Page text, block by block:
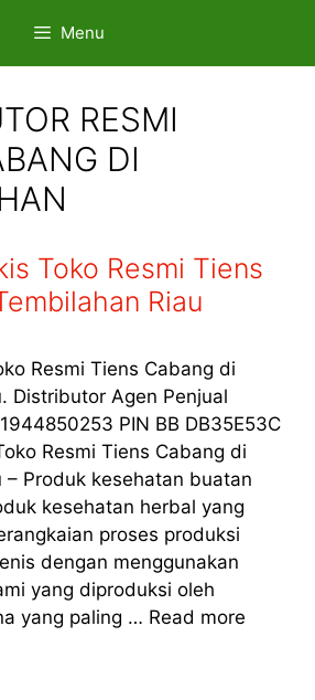
Menu
RESMI
DI
Toko Resmi Tiens
Riau
Resmi Tiens Cabang di
Distributor Agen Penjual
PIN BB DB35E53C
Resmi Tiens Cabang di
– Produk kesehatan buatan
kesehatan herbal yang
proses produksi
dengan menggunakan
yang diproduksi oleh
yang paling … Read more